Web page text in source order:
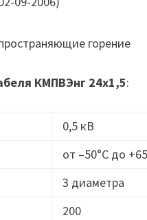
горение
КМПВЭнг 24х1,5:
0,5 кВ
от –50°C до
3 диаметра
200